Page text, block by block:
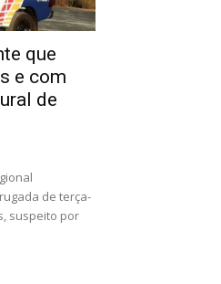
que
e com
de
de terça-
suspeito por